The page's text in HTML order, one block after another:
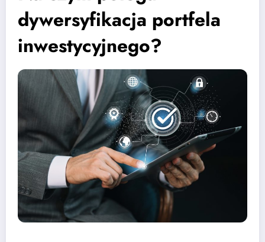
dywersyfikacja portfela
inwestycyjnego?